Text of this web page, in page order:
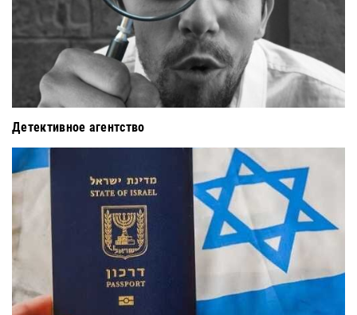
Детективное агентство